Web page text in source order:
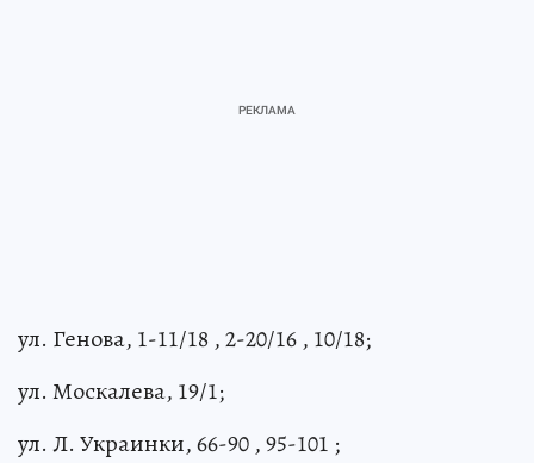
ул. Генова, 1-11/18 , 2-20/16 , 10/18;
ул. Москалева, 19/1;
ул. Л. Украинки, 66-90 , 95-101 ;